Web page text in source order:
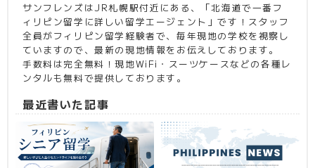
サンフレンズはJR札幌駅付近にある、「北海道で一番フ
ィリピン留学に詳しい留学エージェント」です！スタッフ
全員がフィリピン留学経験者で、毎年現地の学校を視察し
ていますので、最新の現地情報をお伝えしております。
手数料は完全無料！現地WiFi・スーツケースなどの各種レ
ンタルも無料で提供しております。
最近書いた記事